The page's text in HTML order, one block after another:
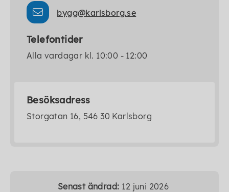
bygg@karlsborg.se
Telefontider
Alla vardagar kl. 10:00 - 12:00
Besöksadress
Storgatan 16, 546 30 Karlsborg
Senast ändrad: 12 juni 2026